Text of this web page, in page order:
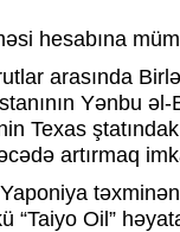
hesabına
arasında
Yənbu
Texas
artırmaq
“Taiyo Oil”